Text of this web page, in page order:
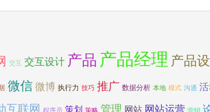
交互 交互设计 产品 产品经理 产品
微信 微博 执行力 技巧 推广 数据分析 本地 模式 沟通
互联网 程序员 策划 策略 管理 网站 网站运营 营销